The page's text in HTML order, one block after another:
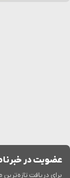
عضویت در
برای دریافت تازه‌ترین